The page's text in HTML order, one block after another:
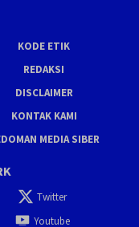
KODE ETIK
REDAKSI
DISCLAIMER
KONTAK KAMI
MEDIA SIBER
Twitter
Youtube